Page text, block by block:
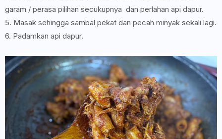
garam / perasa pilihan secukupnya dan perlahan api dapur.
5. Masak sehingga sambal pekat dan pecah minyak sekali lagi.
6. Padamkan api dapur.